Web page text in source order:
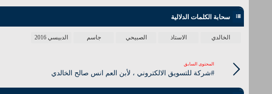
سحابة الكلمات الدلالية
الخالدي الاستاذ الصبيحي جاسم الدبيسي 2016
المحتوى السابق
#شركة للتسويق الالكتروني ، لأبن العم انس صالح الخالدي